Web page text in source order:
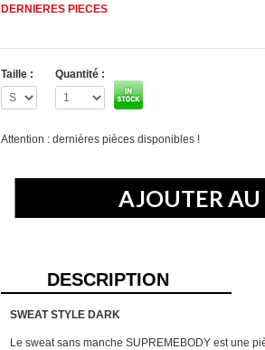
DERNIERES PIECES
Taille : Quantité :
Attention : dernières pièces disponibles !
DESCRIPTION
SWEAT STYLE DARK
Le sweat sans manche SUPREMEBODY est une